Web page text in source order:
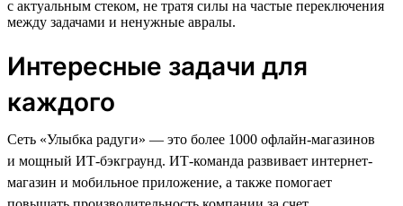
с актуальным стеком, не тратя силы на частые переключения
между задачами и ненужные авралы.
Интересные задачи для
каждого
Сеть «Улыбка радуги» — это более 1000 офлайн-магазинов
и мощный ИТ-бэкграунд. ИТ-команда развивает интернет-
магазин и мобильное приложение, а также помогает